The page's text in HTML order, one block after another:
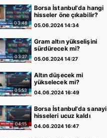
03:48
Borsa İstanbul'da hangi
hisseler öne çıkabilir?
05.06.2024 14:34
03:27
Gram altın yükselişini
sürdürecek mi?
05.06.2024 14:27
05:53
Altın düşecek mi
yükselecek mi?
04.06.2024 16:49
04:15
Borsa İstanbul'da sanayi
hisseleri ucuz kaldı
04.06.2024 16:47